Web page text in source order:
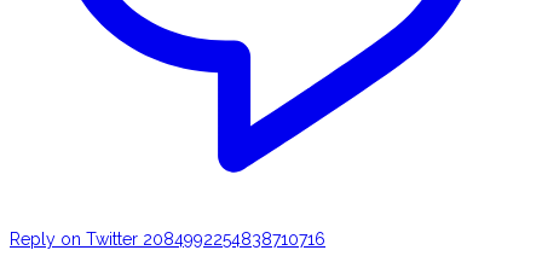
Reply on Twitter 2084992254838710716